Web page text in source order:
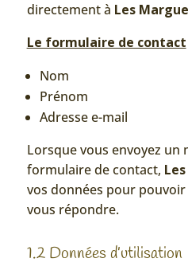
directement à Les
Le formulaire de contact
Nom
Prénom
Adresse e-mail
Lorsque vous envoyez un
formulaire de contact,
vos données pour
vous répondre.
1.2 Données d’utilisation